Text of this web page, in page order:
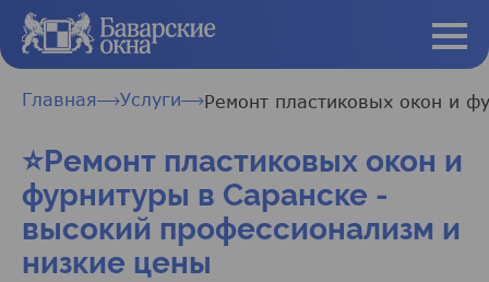
Главная Услуги Ремонт пластиковых окон и
⭐Ремонт пластиковых окон и
фурнитуры в Саранске -
высокий профессионализм и
низкие цены